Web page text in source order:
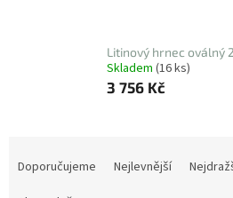
Litinový hrnec oválný
Skladem (16 ks)
3 756 Kč
Doporučujeme Nejlevnější